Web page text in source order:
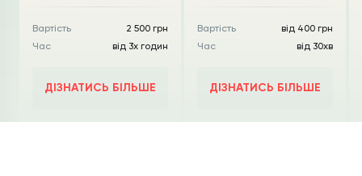
Вартість
2 500 грн
Час
від 3х годин
ДІЗНАТИСЬ БІЛЬШЕ
Вартість
від 400 грн
Час
від 30хв
ДІЗНАТИСЬ БІЛЬШЕ